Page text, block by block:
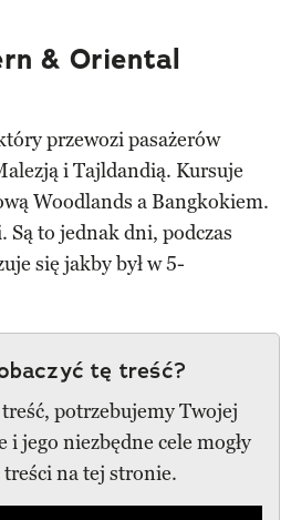
& Oriental
przewozi pasażerów
i Tajldandią. Kursuje
Woodlands a Bangkokiem.
Są to jednak dni, podczas
się jakby był w 5-
tę treść?
potrzebujemy Twojej
i jego niezbędne cele mogły
treści na tej stronie.